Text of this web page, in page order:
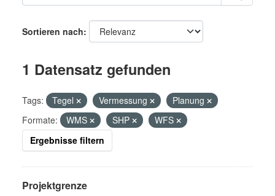
Sortieren nach
1 Datensatz gefunden
Tags: Tegel Vermessung
Planung
Formate:
WMS SHP
WFS
Ergebnisse filtern
Projektgrenze